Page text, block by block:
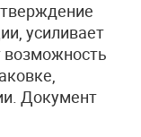
усиливает
возможность
Документ